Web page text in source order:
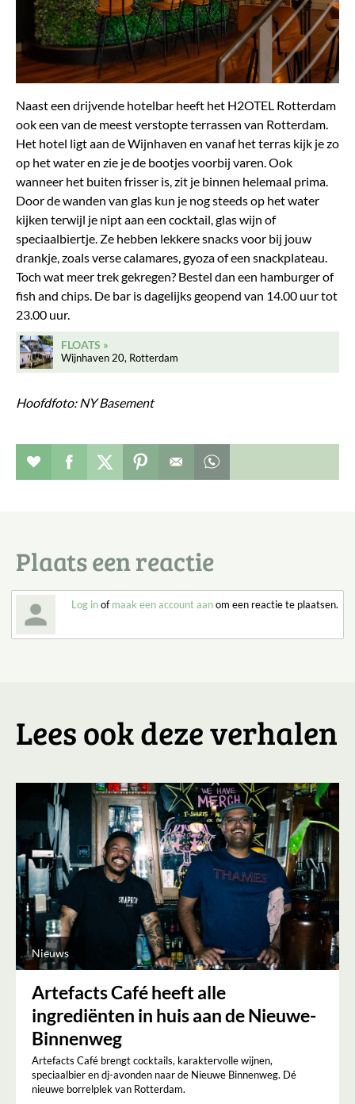
Naast een drijvende hotelbar heeft het H2OTEL Rotterdam
ook een van de meest verstopte terrassen van Rotterdam.
Het hotel ligt aan de Wijnhaven en vanaf het terras kijk je zo
op het water en zie je de bootjes voorbij varen. Ook
wanneer het buiten frisser is, zit je binnen helemaal prima.
Door de wanden van glas kun je nog steeds op het water
kijken terwijl je nipt aan een cocktail, glas wijn of
speciaalbiertje. Ze hebben lekkere snacks voor bij jouw
drankje, zoals verse calamares, gyoza of een snackplateau.
Toch wat meer trek gekregen? Bestel dan een hamburger of
fish and chips. De bar is dagelijks geopend van 14.00 uur tot
23.00 uur.
FLOATS
Wijnhaven 20, Rotterdam
Hoofdfoto: NY Basement
Verhaal toevoegen aan favorieten
Deel dit op facebook
Deel dit op twitter
Deel dit op pinterest
Plaats een reactie
Log inofmaak een account aanom een reactie te plaatsen.
Lees ook deze verhalen
Nieuws
Artefacts Café heeft alle
ingrediënten in huis aan de Nieuwe-
Binnenweg
Artefacts Café brengt cocktails, karaktervolle wijnen,
speciaalbier en dj-avonden naar de Nieuwe Binnenweg. Dé
nieuwe borrelplek van Rotterdam.